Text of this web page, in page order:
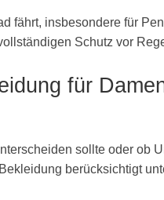
fährt, insbesondere für
Schutz vor
für
sollte oder ob
berücksichtigt